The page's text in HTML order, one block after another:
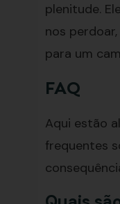
plenitude.
nos
para um
FAQ
Aqui estão
frequentes